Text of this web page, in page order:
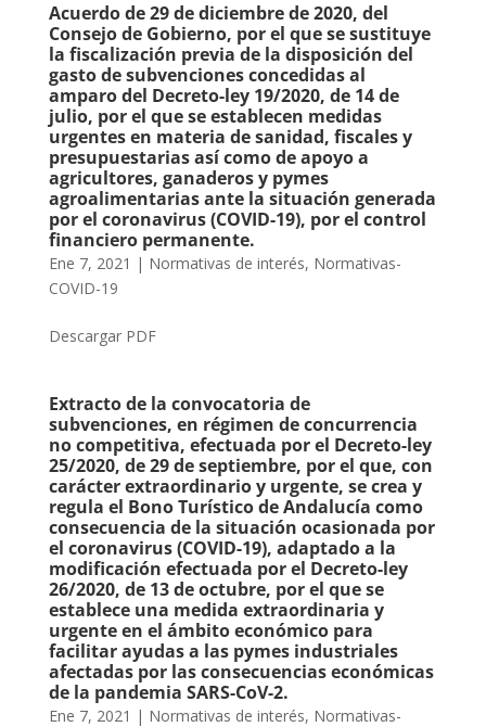
Acuerdo de 29 de diciembre de 2020, del
Consejo de Gobierno, por el que se sustituye
la fiscalización previa de la disposición del
gasto de subvenciones concedidas al
amparo del Decreto-ley 19/2020, de 14 de
julio, por el que se establecen medidas
urgentes en materia de sanidad, fiscales y
presupuestarias así como de apoyo a
agricultores, ganaderos y pymes
agroalimentarias ante la situación generada
por el coronavirus (COVID-19), por el control
financiero permanente.
Ene 7, 2021 | Normativas de interés, Normativas-
COVID-19
Descargar PDF
Extracto de la convocatoria de
subvenciones, en régimen de concurrencia
no competitiva, efectuada por el Decreto-ley
25/2020, de 29 de septiembre, por el que, con
carácter extraordinario y urgente, se crea y
regula el Bono Turístico de Andalucía como
consecuencia de la situación ocasionada por
el coronavirus (COVID-19), adaptado a la
modificación efectuada por el Decreto-ley
26/2020, de 13 de octubre, por el que se
establece una medida extraordinaria y
urgente en el ámbito económico para
facilitar ayudas a las pymes industriales
afectadas por las consecuencias económicas
de la pandemia SARS-CoV-2.
Ene 7, 2021 | Normativas de interés, Normativas-